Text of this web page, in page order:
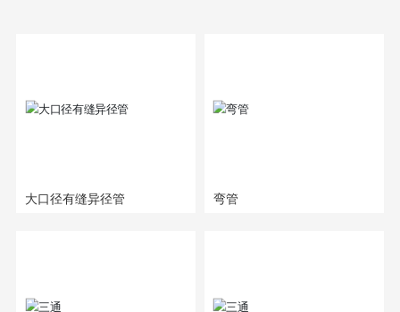
大口径有缝异径管 弯管